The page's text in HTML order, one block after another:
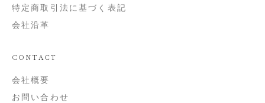
特定商取引法に基づく表記
会社沿革
CONTACT
会社概要
お問い合わせ